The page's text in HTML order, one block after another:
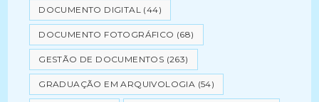
DOCUMENTO DIGITAL (44)
DOCUMENTO FOTOGRÁFICO (68)
GESTÃO DE DOCUMENTOS (263)
GRADUAÇÃO EM ARQUIVOLOGIA (54)